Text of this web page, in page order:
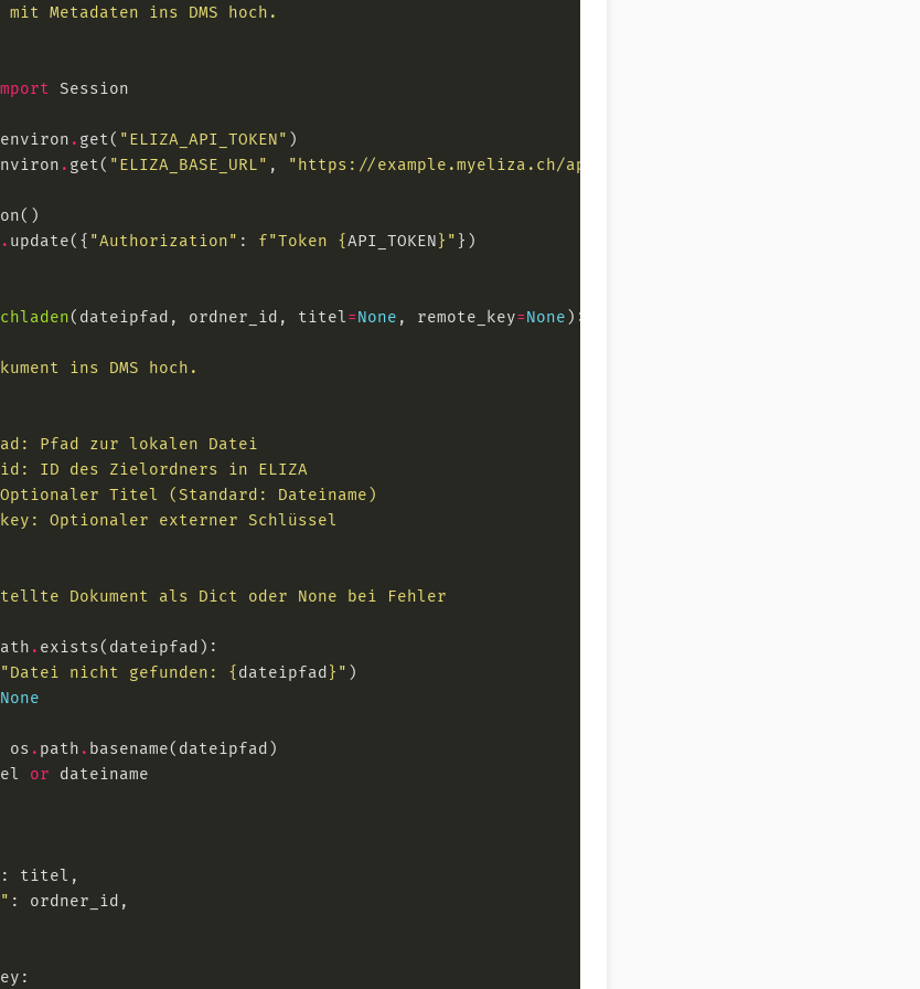
environ . get( "ELIZA_API_TOKEN"
. get( "ELIZA_BASE_URL" , "https://example.myeliza.ch/api"
. update({ "Authorization" : f"Token {API_TOKEN } "
(dateipfad, ordner_id, titel=None , remote_key=None
.
"Datei nicht gefunden: { dateipfad } "
None
os . path .
or